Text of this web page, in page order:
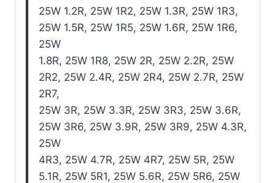
25W 1.2R, 25W 1R2, 25W 1.3R, 25W 1R3,
25W 1.5R, 25W 1R5, 25W 1.6R, 25W 1R6,
25W
1.8R, 25W 1R8, 25W 2R, 25W 2.2R, 25W
2R2, 25W 2.4R, 25W 2R4, 25W 2.7R, 25W
2R7,
25W 3R, 25W 3.3R, 25W 3R3, 25W 3.6R,
25W 3R6, 25W 3.9R, 25W 3R9, 25W 4.3R,
25W
4R3, 25W 4.7R, 25W 4R7, 25W 5R, 25W
5.1R, 25W 5R1, 25W 5.6R, 25W 5R6, 25W